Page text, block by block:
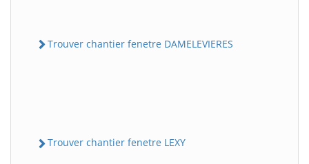
Trouver chantier fenetre DAMELEVIERES
Trouver chantier fenetre LEXY